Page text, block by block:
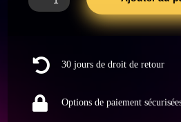
de
Flaschenöffner,
Bierdeckel
 30 jours de droit de retour
 Options de paiement